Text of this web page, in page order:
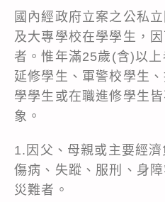
國內經政府立案之公私
及大專學校在學學生，
者。惟年滿25歲(含)以上
延修學生、軍警校學生
學學生或在職進修學生
象。
1.因父、母親或主要經
傷病、失蹤、服刑、身
災難者。